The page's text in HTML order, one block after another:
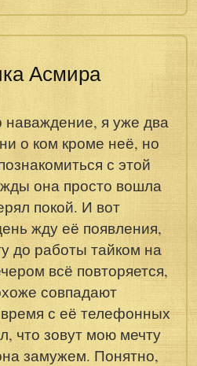
Асмира
наваждение, я уже два
о ком кроме неё, но
с этой
она просто вошла
покой. И вот
жду её появления,
до работы тайком на
всё повторяется,
совпадают
с её телефонных
что зовут мою мечту
замужем. Понятно,